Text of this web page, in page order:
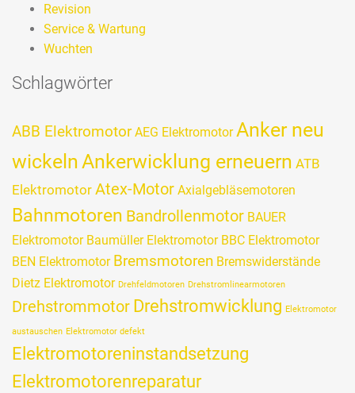
Revision
Service & Wartung
Wuchten
Schlagwörter
ABB Elektromotor AEG Elektromotor Anker neu
wickelnAnkerwicklung erneuern ATB
Elektromotor Atex-Motor Axialgebläsemotoren
Bahnmotoren Bandrollenmotor BAUER
Elektromotor Baumüller Elektromotor BBC Elektromotor
BEN Elektromotor Bremsmotoren Bremswiderstände
Dietz Elektromotor Drehfeldmotoren Drehstromlinearmotoren
Drehstrommotor Drehstromwicklung Elektromotor
austauschen Elektromotor defekt
Elektromotoreninstandsetzung
Elektromotorenreparatur